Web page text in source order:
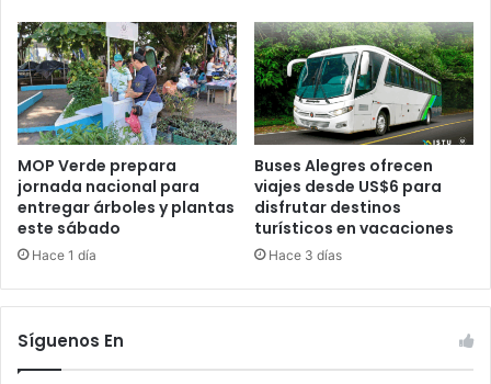
MOP Verde prepara
jornada nacional para
entregar árboles y plantas
este sábado
Hace 1 día
Buses Alegres ofrecen
viajes desde US$6 para
disfrutar destinos
turísticos en vacaciones
Hace 3 días
Síguenos En